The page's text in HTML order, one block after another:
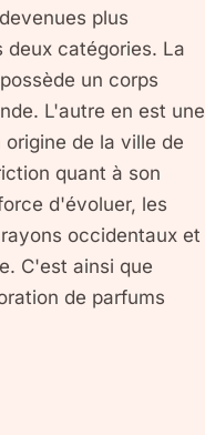
plus
deux catégories. La
un corps
L'autre en est une
de la ville de
quant à son
d'évoluer, les
occidentaux et
C'est ainsi que
de parfums